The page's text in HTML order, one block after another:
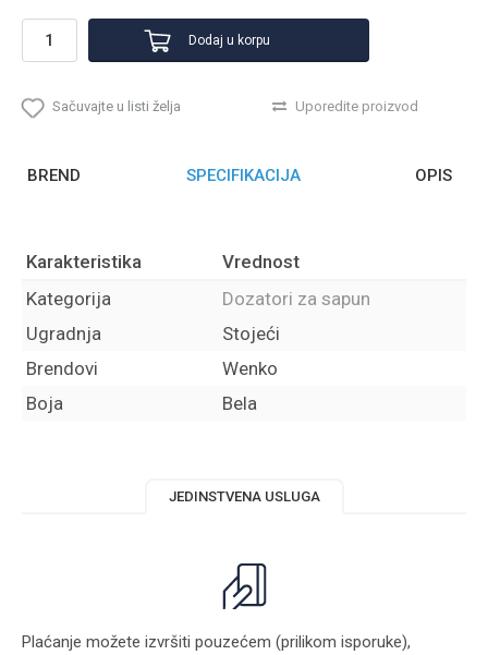
Dodaj u korpu
Sačuvajte u listi želja Uporedite proizvod
BREND SPECIFIKACIJA OPIS
Karakteristika
Vrednost
Kategorija
Dozatori za sapun
Ugradnja
Stojeći
Brendovi
Wenko
Boja
Bela
JEDINSTVENA USLUGA
Plaćanje možete izvršiti pouzećem (prilikom isporuke),